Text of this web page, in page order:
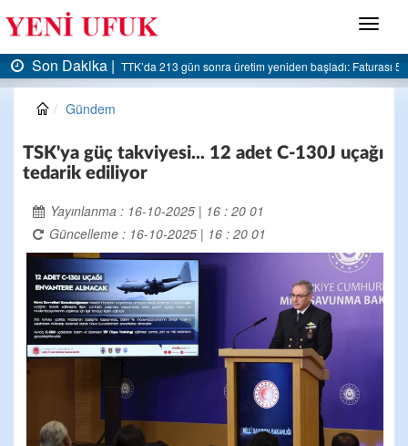
Menü
Faturası 5 milyar liraya dayandı
Son Dakika |AK Parti Ereğli İlçe Başkanlığı’ndan
Gündem
TSK'ya güç takviyesi... 12 adet C-130J uçağı
tedarik ediliyor
Yayınlanma : 16-10-2025 | 16 : 20 01
Güncelleme : 16-10-2025 | 16 : 20 01